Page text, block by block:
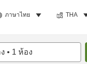
ภาษาไทย THA
• 1 ห้อง